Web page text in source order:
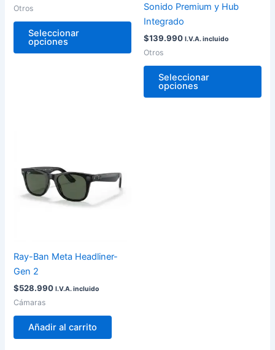
Otros
Seleccionar
opciones
página
producto
Sonido Premium y Hub
Integrado
$139.990 I.V.A. incluido
Otros
Seleccionar
opciones
Ray-Ban Meta Headliner-
Gen 2
$528.990 I.V.A. incluido
Cámaras
Añadir al carrito